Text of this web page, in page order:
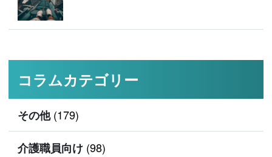
コラムカテゴリー
その他(179)
介護職員向け (98)